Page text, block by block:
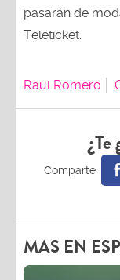
pasarán de
Teleticket.
Raul Romero
¿Te
MAS EN